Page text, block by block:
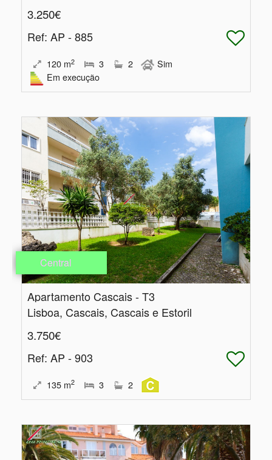
3.250€
Ref: AP - 885
120 m2 3 2
Sim
Em execução
Central
Apartamento Cascais - T3
Lisboa, Cascais, Cascais e Estoril
3.750€
Ref: AP - 903
135 m2 3 2